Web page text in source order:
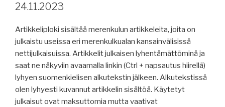
24.11.2023
Artikkeliploki sisältää merenkulun artikkeleita, joita on
julkaistu useissa eri merenkulkualan kansainvälisissä
nettijulkaisuissa. Artikkelit julkaisen lyhentämättöminä ja
saat ne näkyviin avaamalla linkin (Ctrl + napsautus hiirellä)
lyhyen suomenkielisen alkutekstin jälkeen. Alkutekstissä
olen lyhyesti kuvannut artikkelin sisältöä. Käytetyt
julkaisut ovat maksuttomia mutta vaativat